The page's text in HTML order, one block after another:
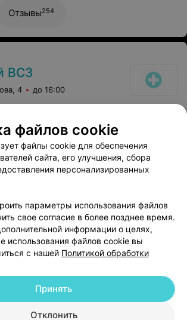
Отзывы254
ВСЗ
4 до 16:00
Добавить компанию
файлов cookie
файлы cookie для обеспечения
сайта, его улучшения, сбора
персонализированных
параметры использования файлов
свое согласие в более позднее время.
информации о целях,
использования файлов cookie вы
с нашей Политикой обработки
Отклонить
Принять